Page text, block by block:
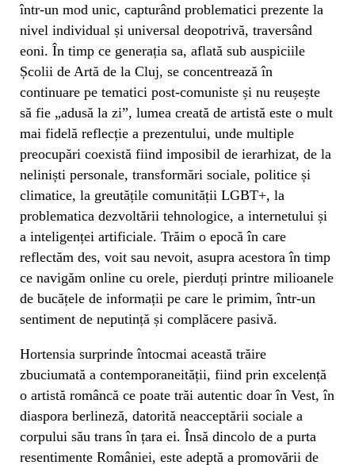
într-un mod unic, capturând problematici prezente la
nivel individual și universal deopotrivă, traversând
eoni. În timp ce generația sa, aflată sub auspiciile
Școlii de Artă de la Cluj, se concentrează în
continuare pe tematici post-comuniste și nu reușește
să fie „adusă la zi”, lumea creată de artistă este o mult
mai fidelă reflecție a prezentului, unde multiple
preocupări coexistă fiind imposibil de ierarhizat, de la
neliniști personale, transformări sociale, politice și
climatice, la greutățile comunității LGBT+, la
problematica dezvoltării tehnologice, a internetului și
a inteligenței artificiale. Trăim o epocă în care
reflectăm des, voit sau nevoit, asupra acestora în timp
ce navigăm online cu orele, pierduți printre milioanele
de bucățele de informații pe care le primim, într-un
sentiment de neputință și complăcere pasivă.
Hortensia surprinde întocmai această trăire
zbuciumată a contemporaneității, fiind prin excelență
o artistă româncă ce poate trăi autentic doar în Vest, în
diaspora berlineză, datorită neacceptării sociale a
corpului său trans în țara ei. Însă dincolo de a purta
resentimente României, este adeptă a promovării de